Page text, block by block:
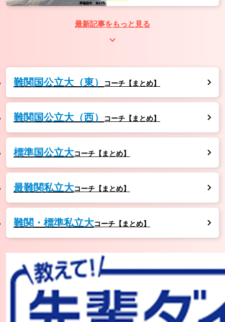
最新記事をもっと見る
難関国公立大（東） コーチ【まとめ】
難関国公立大（西） コーチ【まとめ】
標準国公立大コーチ【まとめ】
最難関私立大コーチ【まとめ】
難関・標準私立大コーチ【まとめ】